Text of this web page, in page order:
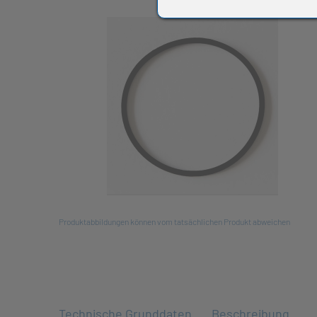
Produktabbildungen können vom tatsächlichen Produkt abweichen
Technische Grunddaten Beschreibung